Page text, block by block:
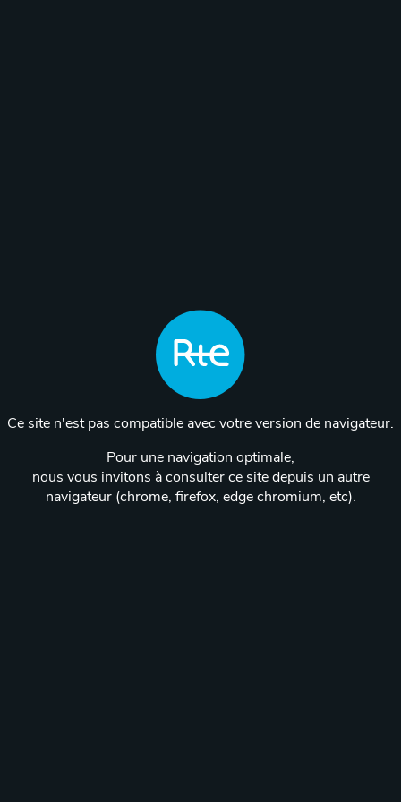
Ce site n'est pas compatible avec votre version de navigateur.
Pour une navigation optimale,
nous vous invitons à consulter ce site depuis un autre
navigateur (chrome, firefox, edge chromium, etc).